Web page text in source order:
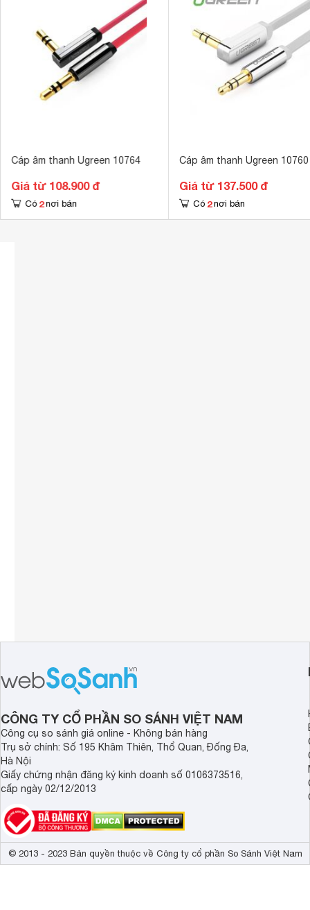
Cáp âm thanh Ugreen 10764
Giá từ 108.900 đ
Có 2 nơi bán
Cáp âm thanh Ugreen 10760
Giá từ 137.500 đ
Có 2 nơi bán
CÔNG TY CỔ PHẦN SO SÁNH VIỆT NAM
Công cụ so sánh giá online - Không bán hàng
Trụ sở chính: Số 195 Khâm Thiên, Thổ Quan, Đống Đa,
Hà Nội
Giấy chứng nhận đăng ký kinh doanh số 0106373516,
cấp ngày 02/12/2013
© 2013 - 2023 Bản quyền thuộc về Công ty cổ phần So Sánh Việt Nam